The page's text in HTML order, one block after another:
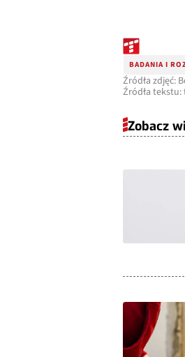
BADANIA I
Źródła zdjęć:
Źródła tekstu:
Zobacz